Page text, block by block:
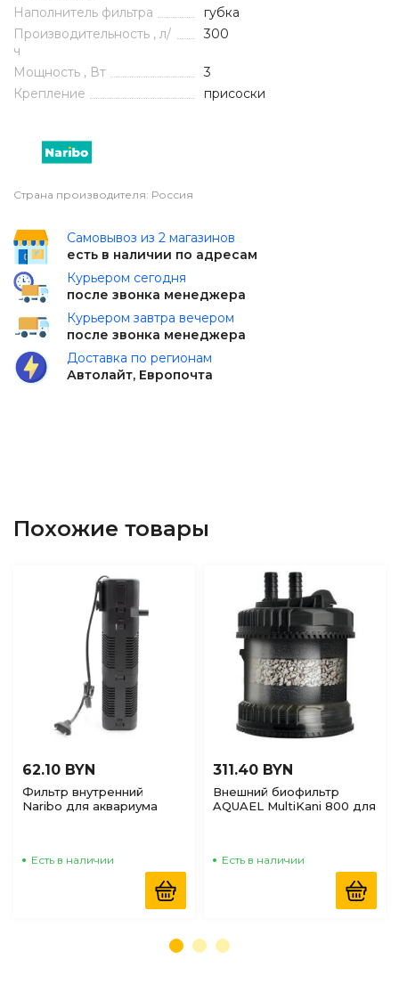
Наполнитель фильтра
губка
Производительность , л/
ч
300
Мощность , Вт
3
Крепление
присоски
Страна производителя: Россия
Самовывоз из 2 магазинов
есть в наличии по адресам
Курьером сегодня
после звонка менеджера
Курьером завтра вечером
после звонка менеджера
Доставка по регионам
Автолайт, Европочта
Похожие товары
62.10 BYN
Фильтр внутренний
Naribo для аквариума
Есть в наличии
311.40 BYN
Внешний биофильтр
AQUAEL MultiKani 800 для
Есть в наличии